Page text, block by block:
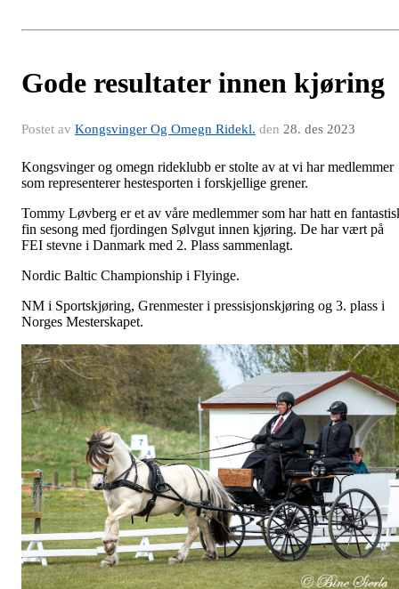
Gode resultater innen kjøring
Postet av Kongsvinger Og Omegn Ridekl. den 28. des 2023
Kongsvinger og omegn rideklubb er stolte av at vi har medlemmer
som representerer hestesporten i forskjellige grener.
Tommy Løvberg er et av våre medlemmer som har hatt en
fin sesong med fjordingen Sølvgut innen kjøring. De har vært på
FEI stevne i Danmark med 2. Plass sammenlagt.
Nordic Baltic Championship i Flyinge.
NM i Sportskjøring, Grenmester i pressisjonskjøring og 3. plass i
Norges Mesterskapet.